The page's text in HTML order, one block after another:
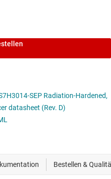
Radiation-Hardened,
datasheet (Rev. D)